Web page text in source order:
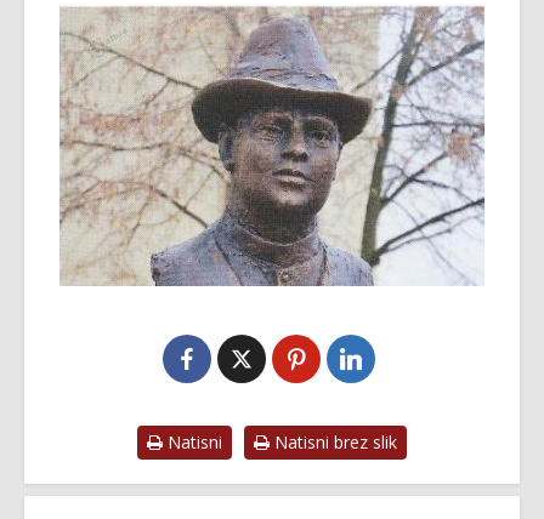
Natisni Natisni brez slik